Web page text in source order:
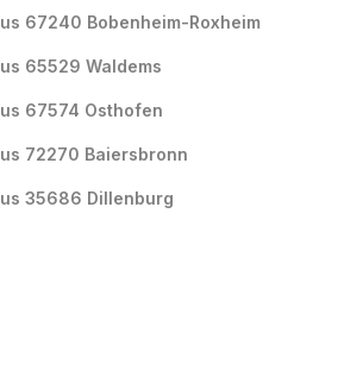
67240 Bobenheim-Roxheim
65529 Waldems
67574 Osthofen
72270 Baiersbronn
35686 Dillenburg